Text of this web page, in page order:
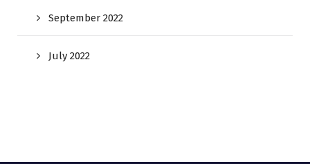
September 2022
July 2022